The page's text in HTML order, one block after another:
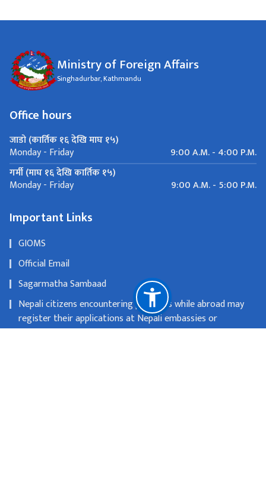
Ministry of Foreign Affairs
Singhadurbar, Kathmandu
Office hours
जाडो (कार्तिक १६ देखि माघ १५)
Monday - Friday
9:00 A.M. - 4:00 P.M.
गर्मी (माघ १६ देखि कार्तिक १५)
Monday - Friday 9:00 A.M. - 5:00 P.M.
Important Links
GIOMS
Official Email
Sagarmatha Sambaad
Nepali citizens encountering problems while abroad may
register their applications at Nepali embassies or
consulates